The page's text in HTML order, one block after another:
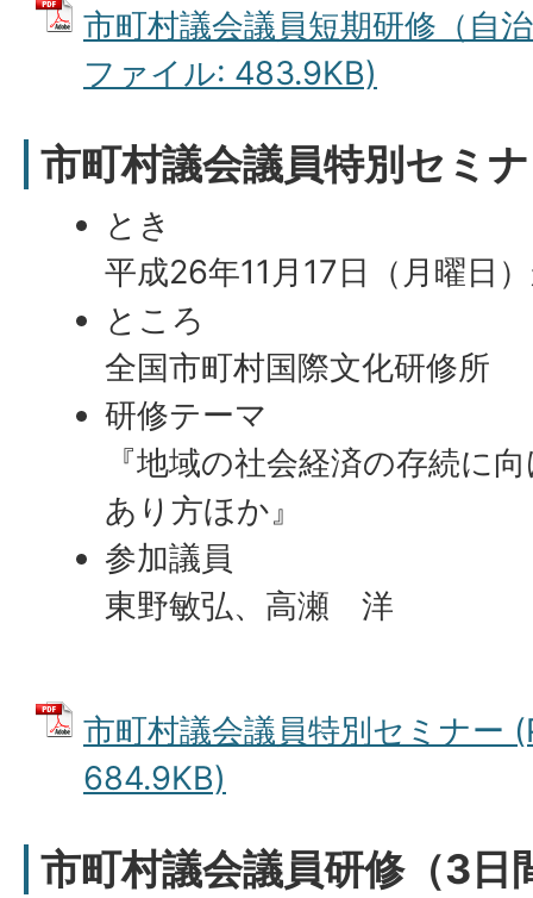
市町村議会議員短期研修（自
ファイル: 483.9KB)
市町村議会議員特別セミ
とき
平成26年11月17日（月曜日
ところ
全国市町村国際文化研修所
研修テーマ
『地域の社会経済の存続に
あり方ほか』
参加議員
東野敏弘、高瀬 洋
市町村議会議員特別セミナー
684.9KB)
市町村議会議員研修（3日